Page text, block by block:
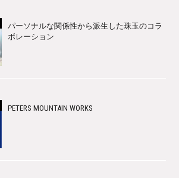
パーソナルな関係性から派生した珠玉のコラ
ボレーション
PETERS MOUNTAIN WORKS